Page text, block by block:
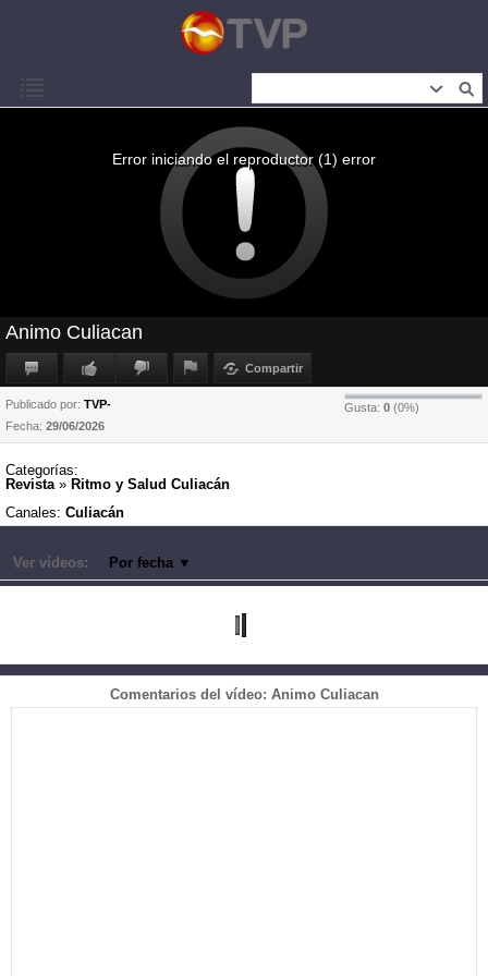
Error iniciando el reproductor (1) error
Animo Culiacan
Compartir
Gusta: 0 (0%)
Publicado por: TVP-
Fecha: 29/06/2026
Categorías:
Revista » Ritmo y Salud Culiacán
Canales: Culiacán
Ver vídeos: Por fecha ▼
Comentarios del vídeo: Animo Culiacan